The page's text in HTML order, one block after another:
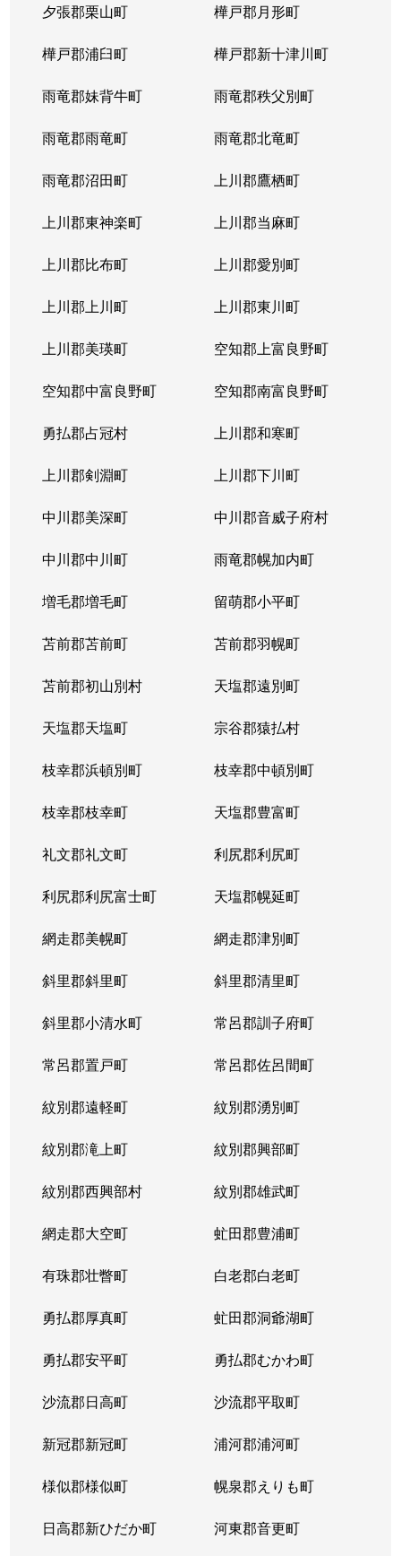
夕張郡栗山町 樺戸郡月形町
樺戸郡浦臼町 樺戸郡新十津川町
雨竜郡妹背牛町 雨竜郡秩父別町
雨竜郡雨竜町 雨竜郡北竜町
雨竜郡沼田町 上川郡鷹栖町
上川郡東神楽町 上川郡当麻町
上川郡比布町 上川郡愛別町
上川郡上川町 上川郡東川町
上川郡美瑛町 空知郡上富良野町
空知郡中富良野町 空知郡南富良野町
勇払郡占冠村 上川郡和寒町
上川郡剣淵町 上川郡下川町
中川郡美深町 中川郡音威子府村
中川郡中川町 雨竜郡幌加内町
増毛郡増毛町 留萌郡小平町
苫前郡苫前町 苫前郡羽幌町
苫前郡初山別村 天塩郡遠別町
天塩郡天塩町 宗谷郡猿払村
枝幸郡浜頓別町 枝幸郡中頓別町
枝幸郡枝幸町 天塩郡豊富町
礼文郡礼文町 利尻郡利尻町
利尻郡利尻富士町 天塩郡幌延町
網走郡美幌町 網走郡津別町
斜里郡斜里町 斜里郡清里町
斜里郡小清水町 常呂郡訓子府町
常呂郡置戸町 常呂郡佐呂間町
紋別郡遠軽町 紋別郡湧別町
紋別郡滝上町 紋別郡興部町
紋別郡西興部村 紋別郡雄武町
網走郡大空町 虻田郡豊浦町
有珠郡壮瞥町 白老郡白老町
勇払郡厚真町 虻田郡洞爺湖町
勇払郡安平町 勇払郡むかわ町
沙流郡日高町 沙流郡平取町
新冠郡新冠町 浦河郡浦河町
様似郡様似町 幌泉郡えりも町
日高郡新ひだか町 河東郡音更町